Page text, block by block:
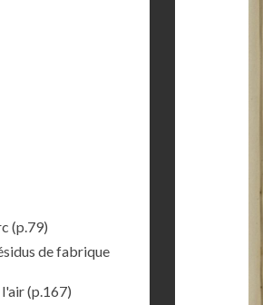
(p.79)
de fabrique
l'air(p.167)